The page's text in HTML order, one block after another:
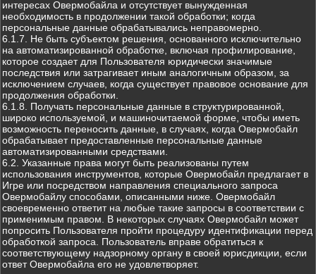
интересах Овермобайла и отсутствует вынужденная
необходимость в продолжении такой обработки; когда
персональные данные обрабатывались неправомерно.
6.1.7. Не быть субъектом решения, основанного исключительно
на автоматизированной обработке, включая профилирование,
которое создает для Пользователя юридически значимые
последствия или затрагивает иным аналогичным образом, за
исключением случаев, когда существует правовое основание для
продолжения обработки.
6.1.8. Получать персональные данные в структурированной,
широко используемой, и машиночитаемой форме, чтобы иметь
возможность переносить данные, в случаях, когда Овермобайл
обрабатывает предоставленные персональные данные
автоматизированными средствами.
6.2. Указанные права могут быть реализованы путем
использования инструментов, которые Овермобайл предлагает в
Игре или посредством направления специального запроса
Овермобайлу способами, описанными ниже. Овермобайл
своевременно ответит на любые такие запросы в соответствии с
применимым правом. В некоторых случаях Овермобайл может
попросить Пользователя пройти процедуру идентификации перед
обработкой запроса. Пользователь вправе обратиться к
соответствующему надзорному органу в своей юрисдикции, если
ответ Овермобайла его не удовлетворяет.